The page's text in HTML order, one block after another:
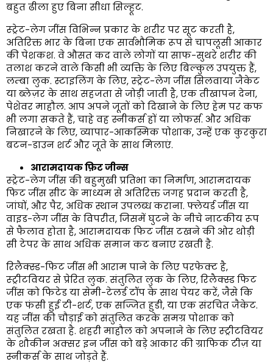
बहुत ढीला हुए बिना सीधा सिल्हूट.
स्ट्रेट-लेग जींस विभिन्न प्रकार के शरीर पर सूट करती है,
अतिरिक्त भार के बिना एक सार्वभौमिक रूप से चापलूसी आकार
की पेशकश. वे औसत कद वाले लोगों या साफ-सुथरे शरीर की
तलाश करने वाले किसी भी व्यक्ति के लिए बिल्कुल उपयुक्त हैं,
लम्बा लुक. स्टाइलिंग के लिए, स्ट्रेट-लेग जींस सिलवाया जैकेट
या ब्लेज़र के साथ सहजता से जोड़ी जाती है, एक तीखापन देना,
पेशेवर माहौल. आप अपने जूतों को दिखाने के लिए हेम पर कफ
भी लगा सकते हैं, चाहे वह स्नीकर्स हों या लोफर्स. और अधिक
निखारने के लिए, व्यापार-आकस्मिक पोशाक, उन्हें एक कुरकुरा
बटन-डाउन शर्ट और जूते के साथ मिलाएं.
आरामदायक फ़िट जीन्स
स्ट्रेट-लेग जींस की बहुमुखी प्रतिभा का निर्माण, आरामदायक
फिट जींस सीट के माध्यम से अतिरिक्त जगह प्रदान करती है,
जांघों, और पैर, अधिक स्थान उपलब्ध कराना. फ्लेयर्ड जींस या
वाइड-लेग जींस के विपरीत, जिसमें घुटने के नीचे नाटकीय रूप
से फैलाव होता है, आरामदायक फिट जींस टखने की ओर थोड़ी
सी टेपर के साथ अधिक समान कट बनाए रखती है.
रिलैक्स्ड-फिट जींस भी आराम पाने के लिए परफेक्ट है,
स्ट्रीटवियर से प्रेरित लुक. संतुलित लुक के लिए, रिलैक्स्ड फिट
जींस को फिटेड या सेमी-टेलर्ड टॉप के साथ पेयर करें, जैसे कि
एक फंसी हुई टी-शर्ट, एक सज्जित हुडी, या एक संरचित जैकेट.
यह जींस की चौड़ाई को संतुलित करके समग्र पोशाक को
संतुलित रखता है. शहरी माहौल को अपनाने के लिए स्ट्रीटवियर
के शौकीन अक्सर इन जींस को बड़े आकार की ग्राफिक टीज़ या
स्नीकर्स के साथ जोड़ते हैं.